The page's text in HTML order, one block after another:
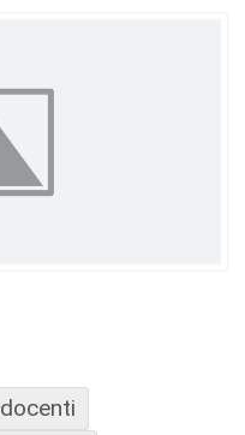
docenti